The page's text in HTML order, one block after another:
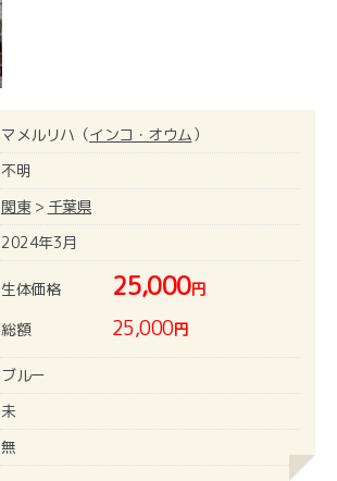
マメルリハ（インコ・オウム）
不明
関東> 千葉県
2024年3月
生体価格 25,000円
総額
25,000円
ブルー
未
無